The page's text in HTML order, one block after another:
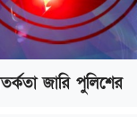
জারি পুলিশের